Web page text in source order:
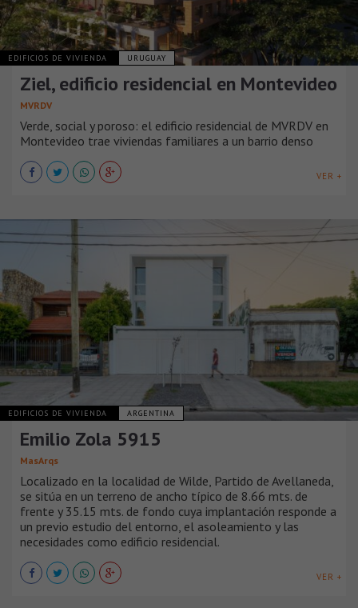
EDIFICIOS DE VIVIENDA URUGUAY
Ziel, edificio residencial en Montevideo
MVRDV
Verde, social y poroso: el edificio residencial de MVRDV en
Montevideo trae viviendas familiares a un barrio denso
VER +
EDIFICIOS DE VIVIENDA ARGENTINA
Emilio Zola 5915
MasArqs
Localizado en la localidad de Wilde, Partido de Avellaneda,
se sitúa en un terreno de ancho típico de 8.66 mts. de
frente y 35.15 mts. de fondo cuya implantación responde a
un previo estudio del entorno, el asoleamiento y las
necesidades como edificio residencial.
VER +